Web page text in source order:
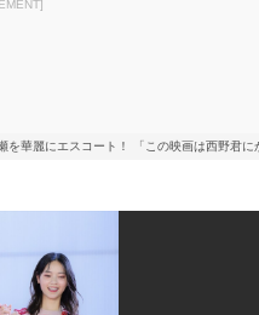
を華麗にエスコート！ 「この映画は西野君に